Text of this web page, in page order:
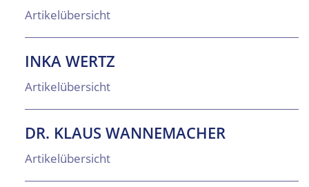
Artikelübersicht
INKA WERTZ
Artikelübersicht
DR. KLAUS WANNEMACHER
Artikelübersicht